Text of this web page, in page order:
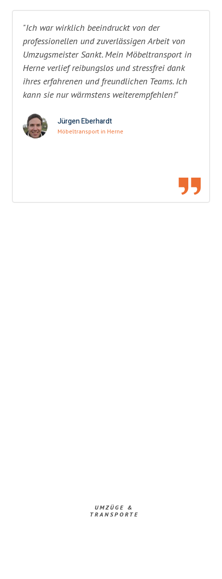
"Ich war wirklich beeindruckt von der
professionellen und zuverlässigen Arbeit von
Umzugsmeister Sankt. Mein Möbeltransport in
Herne verlief reibungslos und stressfrei dank
ihres erfahrenen und freundlichen Teams. Ich
kann sie nur wärmstens weiterempfehlen!"
Jürgen Eberhardt
Möbeltransport in Herne
UMZÜGE &
TRANSPORTE